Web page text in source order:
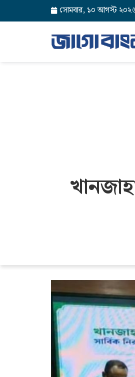
সোমবার, ১০ আগস্ট